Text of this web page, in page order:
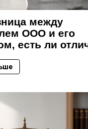
между
ООО и его
есть ли